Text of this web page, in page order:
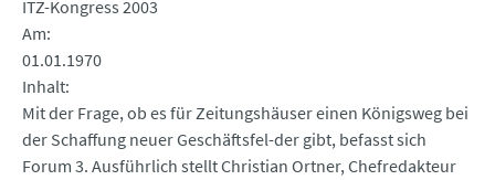
ITZ-Kongress 2003
Am
01.01.1970
Inhalt
Mit der Frage, ob es für Zeitungshäuser einen Königsweg bei
der Schaffung neuer Geschäftsfel-der gibt, befasst sich
Forum 3. Ausführlich stellt Christian Ortner, Chefredakteur